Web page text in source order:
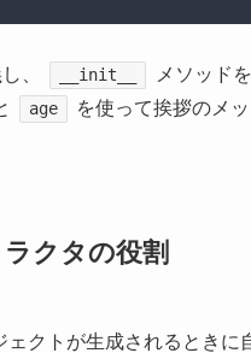
、 __init__
メソッド
age を使って挨拶のメ
クタの役割
ェクトが生成されるとき